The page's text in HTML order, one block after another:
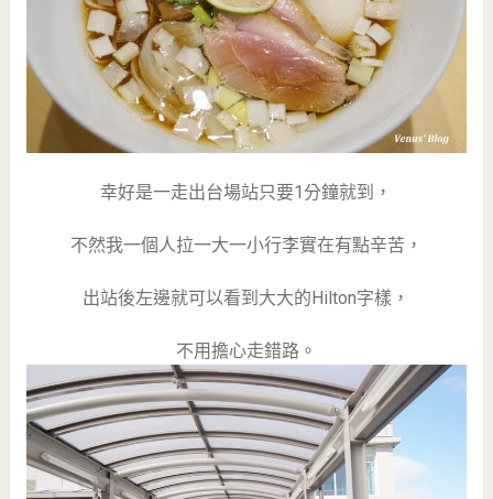
幸好是一走出台場站只要1分鐘就到，
不然我一個人拉一大一小行李實在有點辛苦，
出站後左邊就可以看到大大的Hilton字樣，
不用擔心走錯路。